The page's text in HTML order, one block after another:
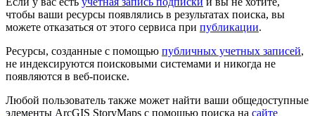
чтобы ваши ресурсы появлялись в результатах поиска, вы
можете отказаться от этого сервиса при публикации.
Ресурсы, созданные с помощью публичных учетных записей,
не индексируются поисковыми системами и никогда не
появляются в веб-поиске.
Любой пользователь также может найти ваши общедоступные
элементы ArcGIS StoryMaps с помощью поиска на сайте